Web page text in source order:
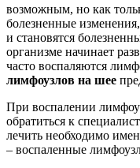
возможным, но как
болезненные
и становятся
организме начинает
часто воспаляются
лимфоузлов на шее
При воспалении
обратиться к
лечить необходимо
– воспаленные